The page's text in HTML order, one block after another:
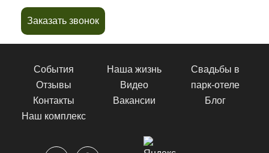
Заказать звонок
События
Отзывы
Контакты
Наш комплекс
Наша жизнь
Видео
Вакансии
Свадьбы в
парк-отеле
Блог